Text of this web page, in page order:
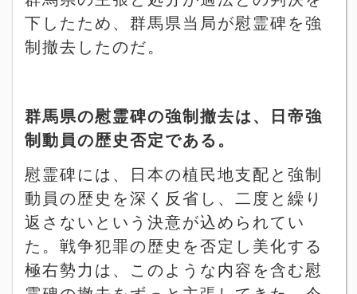
下したため、群馬県当局が慰霊碑を強
制撤去したのだ。
群馬県の慰霊碑の強制撤去は、日帝強
制動員の歴史否定である。
慰霊碑には、日本の植民地支配と強制
動員の歴史を深く反省し、二度と繰り
返さないという決意が込められてい
た。戦争犯罪の歴史を否定し美化する
極右勢力は、このような内容を含む慰